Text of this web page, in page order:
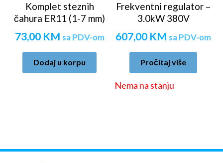
Komplet steznih
čahura ER11 (1-7 mm)
73,00 KM sa PDV-om
Dodaj u korpu
Frekventni regulator –
3.0kW 380V
607,00 KM sa PDV-om
Pročitaj više
Nema na stanju